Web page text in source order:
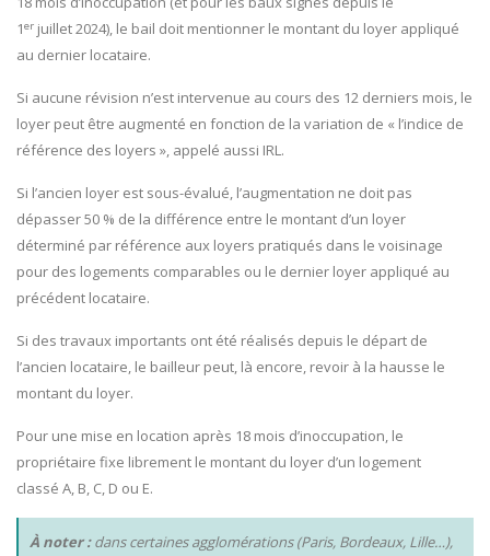
1er juillet 2024), le bail doit mentionner le montant du loyer appliqué
au dernier locataire.
Si aucune révision n’est intervenue au cours des 12 derniers mois, le
loyer peut être augmenté en fonction de la variation de « l’indice de
référence des loyers », appelé aussi IRL.
Si l’ancien loyer est sous-évalué, l’augmentation ne doit pas
dépasser 50 % de la différence entre le montant d’un loyer
déterminé par référence aux loyers pratiqués dans le voisinage
pour des logements comparables ou le dernier loyer appliqué au
précédent locataire.
Si des travaux importants ont été réalisés depuis le départ de
l’ancien locataire, le bailleur peut, là encore, revoir à la hausse le
montant du loyer.
Pour une mise en location après 18 mois d’inoccupation, le
propriétaire fixe librement le montant du loyer d’un logement
classé A, B, C, D ou E.
À noter :dans certaines agglomérations (Paris, Bordeaux, Lille…),